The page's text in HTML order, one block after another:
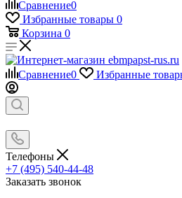
Сравнение0
Избранные товары 0
Корзина 0
Сравнение0 Избранные
Телефоны
+7 (495) 540-44-48
Заказать звонок